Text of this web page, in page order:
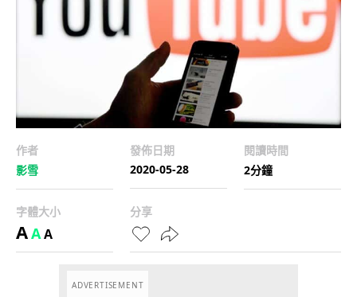
作者
影雪
發佈日期
2020-05-28
閱讀時間
2分鐘
字體大小
AAA
分享
ADVERTISEMENT